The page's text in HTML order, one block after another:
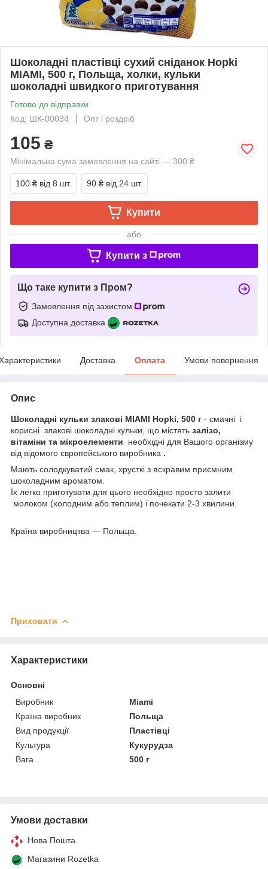
Шоколадні пластівці сухий сніданок Hopki
MIAMI, 500 г, Польща, холки, кульки
шоколадні швидкого приготування
Готово до відправки
Код: ШК-00034
Опт і роздріб
105 ₴
Мінімальна сума замовлення на сайті — 300 ₴
100 ₴ від 8 шт. 90 ₴ від 24 шт.
Купити
або
Купити з
Що таке купити з Пром?
Замовлення під захистом
Доступна доставка
Доставка Оплата Умови повернення
Опис
Шоколадні кульки злакові MIAMI Hopki, 500 г - смачні і
корисні злакові шоколадні кульки, що містять залізо,
вітаміни та мікроелементи необхідні для Вашого організму
від відомого європейського виробника .
Мають солодкуватий смак, хрусткі з яскравим приємним
шоколадним ароматом.
Їх легко приготувати для цього необхідно просто залити
молоком (холодним або теплим) і почекати 2-3 хвилини.
Країна виробництва — Польща.
Приховати
Характеристики
Основні
Виробник
Miami
Країна виробник
Польща
Вид продукції
Пластівці
Культура
Кукурудза
Вага
500 г
Умови доставки
Нова Пошта
Магазини Rozetka